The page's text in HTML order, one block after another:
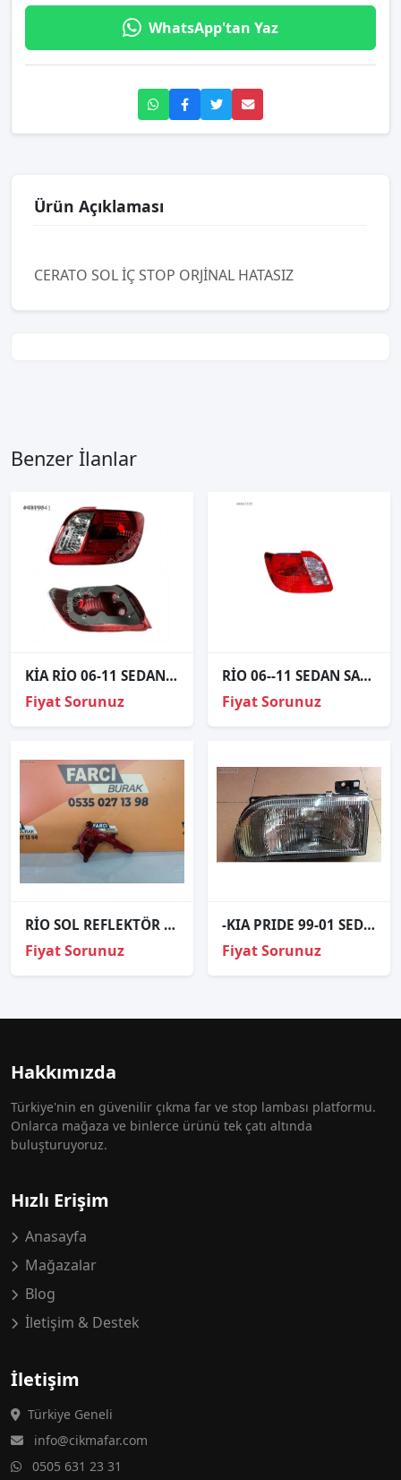
WhatsApp'tan Yaz
Ürün Açıklaması
CERATO SOL İÇ STOP ORJİNAL HATASIZ
Benzer İlanlar
KİA RİO 06-11 SEDAN SAĞ STOP LAMBASI 92402-1G010
Fiyat Sorunuz
RİO 06--11 SEDAN SAĞ STOP
Fiyat Sorunuz
RİO SOL REFLEKTÖR SIFIR İTHAL 15-17
Fiyat Sorunuz
-KIA PRIDE 99-01 SEDAN SAG FAR
Fiyat Sorunuz
Hakkımızda
Türkiye'nin en güvenilir çıkma far ve stop lambası platformu.
Onlarca mağaza ve binlerce ürünü tek çatı altında
buluşturuyoruz.
Hızlı Erişim
Anasayfa
Mağazalar
Blog
İletişim & Destek
İletişim
Türkiye Geneli
info@cikmafar.com
0505 631 23 31